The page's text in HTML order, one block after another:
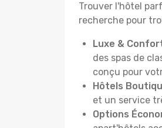
Trouver l'hôtel
recherche pour
Luxe &
des spas de
conçu pour
Hôtels
et un service
Options